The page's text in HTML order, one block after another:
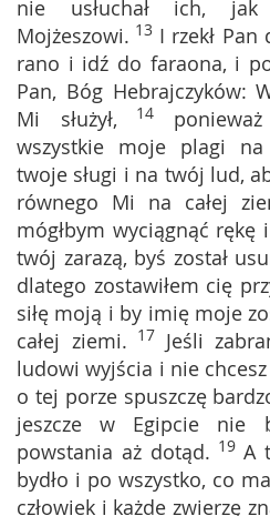
nie usłuchał ich, jak
Mojżeszowi. 13 I rzekł Pan
rano i idź do faraona, i
Pan, Bóg Hebrajczyków:
Mi służył, 14
wszystkie moje plagi
twoje sługi i na twój lud,
równego Mi na całej
mógłbym wyciągnąć
twój zarazą, byś został
dlatego zostawiłem cię
siłę moją i by imię moje
całej ziemi. 17 Jeśli
ludowi wyjścia i nie
o tej porze spuszczę
jeszcze w Egipcie nie
powstania aż dotąd. 19 A
bydło i po wszystko, co
człowiek i każde zwierzę